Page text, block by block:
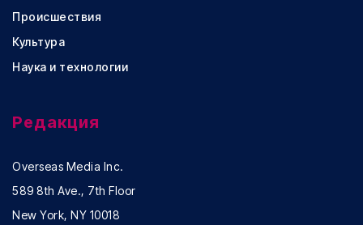
Происшествия
Культура
Наука и технологии
Редакция
Overseas Media Inc.
589 8th Ave., 7th Floor
New York, NY 10018